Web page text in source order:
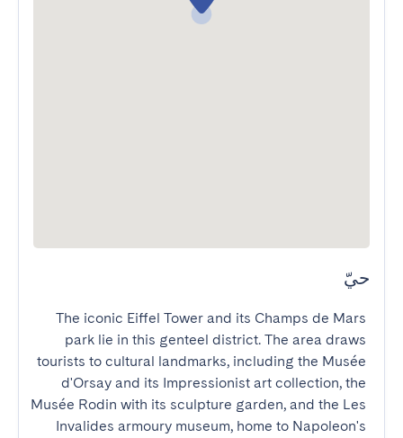
حيّ
The iconic Eiffel Tower and its Champs de Mars
park lie in this genteel district. The area draws
tourists to cultural landmarks, including the Musée
d'Orsay and its Impressionist art collection, the
Musée Rodin with its sculpture garden, and the Les
Invalides armoury museum, home to Napoleon's